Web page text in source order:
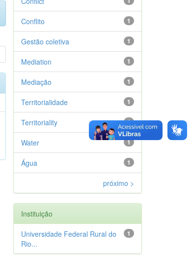
1
Conflito
1
Gestão coletiva
1
Mediation
1
Mediação
1
Territorialidade
1
Territoriality
1
Water
1
Água
próximo >
Instituição
1
Universidade Federal Rural do
Rio...